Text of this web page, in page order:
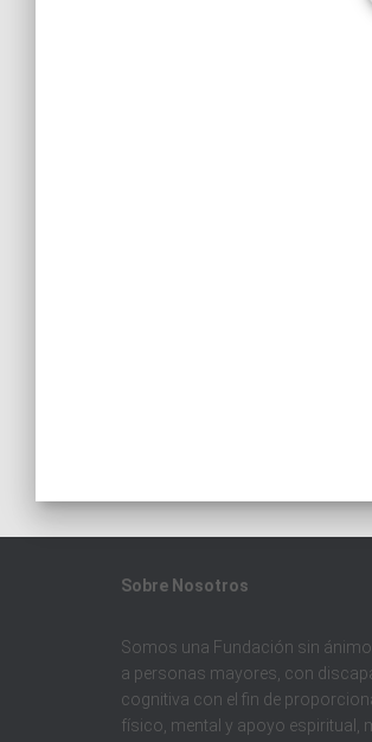
Sobre Nosotros
Somos una Fundación sin
a personas mayores, con
cognitiva con el fin de
físico, mental y apoyo espiritual,